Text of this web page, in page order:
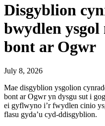
Disgyblion
bwydlen ysgol
bont ar Ogwr
July 8, 2026
Mae disgyblion ysgolion
bont ar Ogwr yn dysgu sut i
ei gyflwyno i’r fwydlen cinio
flasu gyda’u cyd-ddisgyblion.